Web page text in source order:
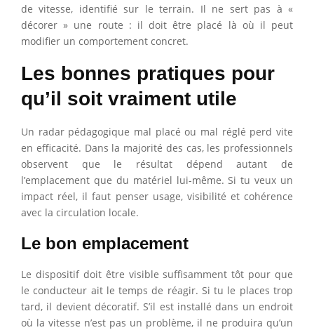
de vitesse, identifié sur le terrain. Il ne sert pas à «
décorer » une route : il doit être placé là où il peut
modifier un comportement concret.
Les bonnes pratiques pour
qu’il soit vraiment utile
Un radar pédagogique mal placé ou mal réglé perd vite
en efficacité. Dans la majorité des cas, les professionnels
observent que le résultat dépend autant de
l’emplacement que du matériel lui-même. Si tu veux un
impact réel, il faut penser usage, visibilité et cohérence
avec la circulation locale.
Le bon emplacement
Le dispositif doit être visible suffisamment tôt pour que
le conducteur ait le temps de réagir. Si tu le places trop
tard, il devient décoratif. S’il est installé dans un endroit
où la vitesse n’est pas un problème, il ne produira qu’un